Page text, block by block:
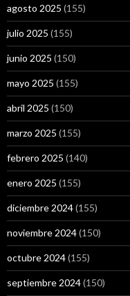
agosto 2025 (155)
julio 2025 (155)
junio 2025 (150)
mayo 2025 (155)
abril 2025 (150)
marzo 2025 (155)
febrero 2025 (140)
enero 2025 (155)
diciembre 2024(155)
noviembre 2024(150)
octubre 2024(155)
septiembre 2024(150)